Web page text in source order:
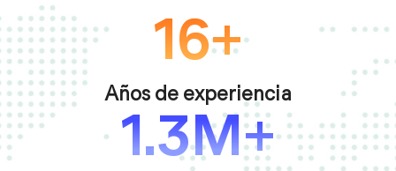
16+
Años de experiencia
1.3M+